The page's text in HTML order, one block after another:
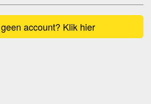
account? Klik hier